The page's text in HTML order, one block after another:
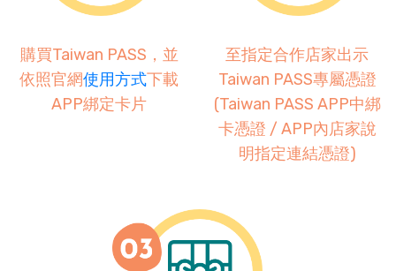
購買Taiwan PASS，並
依照官網使用方式下載
APP綁定卡片
至指定合作店家出示
Taiwan PASS專屬憑證
(Taiwan PASS APP中綁
卡憑證 / APP內店家說
明指定連結憑證)